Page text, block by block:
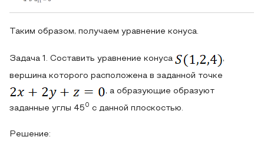
Таким образом, получаем уравнение конуса.
Задача 1. Составить уравнение конуса ,
вершина которого расположена в заданной точке
, а образующие образуют
заданные углы 45 0 с данной плоскостью.
Решение: